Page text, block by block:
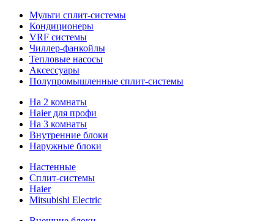
Мульти сплит-системы
Кондиционеры
VRF системы
Чиллер-фанкойлы
Тепловые насосы
Аксессуары
Полупромышленные сплит-системы
На 2 комнаты
Haier для профи
На 3 комнаты
Внутренние блоки
Наружные блоки
Настенные
Сплит-системы
Haier
Mitsubishi Electric